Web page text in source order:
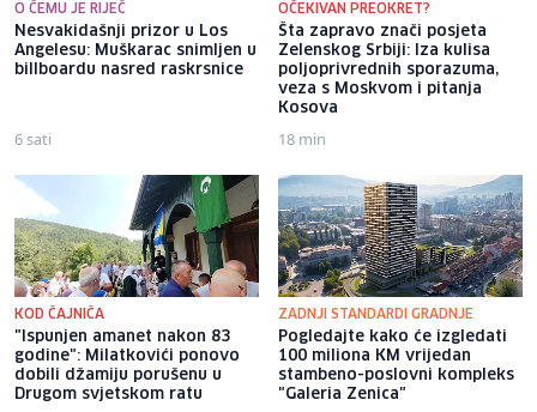
O ČEMU JE RIJEČ
Nesvakidašnji prizor u Los
Angelesu: Muškarac snimljen u
billboardu nasred raskrsnice
6 sati
OČEKIVAN PREOKRET?
Šta zapravo znači posjeta
Zelenskog Srbiji: Iza kulisa
poljoprivrednih sporazuma,
veza s Moskvom i pitanja
Kosova
18 min
KOD ČAJNIČA
"Ispunjen amanet nakon 83
godine": Milatkovići ponovo
dobili džamiju porušenu u
Drugom svjetskom ratu
ZADNJI STANDARDI GRADNJE
Pogledajte kako će izgledati
100 miliona KM vrijedan
stambeno-poslovni kompleks
"Galeria Zenica"